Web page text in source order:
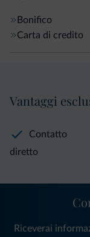
Bonifico
Carta di credito
Vantaggi
Contatto
diretto
Riceverai